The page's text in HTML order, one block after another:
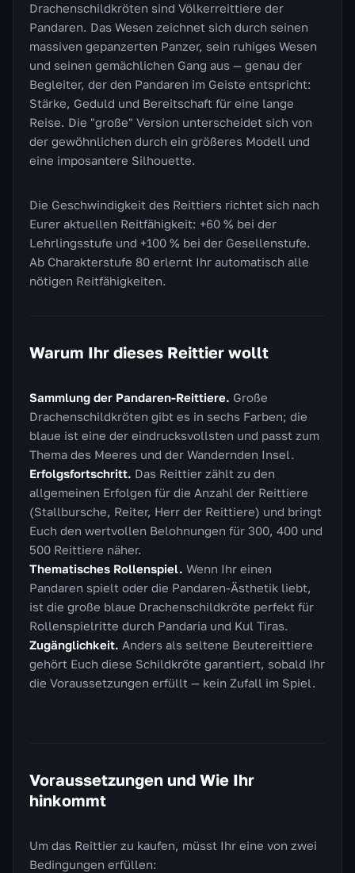
Drachenschildkröten sind Völkerreittiere der
Pandaren. Das Wesen zeichnet sich durch seinen
massiven gepanzerten Panzer, sein ruhiges Wesen
und seinen gemächlichen Gang aus — genau der
Begleiter, der den Pandaren im Geiste entspricht:
Stärke, Geduld und Bereitschaft für eine lange
Reise. Die "große" Version unterscheidet sich von
der gewöhnlichen durch ein größeres Modell und
eine imposantere Silhouette.
Die Geschwindigkeit des Reittiers richtet sich nach
Eurer aktuellen Reitfähigkeit: +60 % bei der
Lehrlingsstufe und +100 % bei der Gesellenstufe.
Ab Charakterstufe 80 erlernt Ihr automatisch alle
nötigen Reitfähigkeiten.
Warum Ihr dieses Reittier wollt
Sammlung der Pandaren-Reittiere. Große
Drachenschildkröten gibt es in sechs Farben; die
blaue ist eine der eindrucksvollsten und passt zum
Thema des Meeres und der Wandernden Insel.
Erfolgsfortschritt. Das Reittier zählt zu den
allgemeinen Erfolgen für die Anzahl der Reittiere
(Stallbursche, Reiter, Herr der Reittiere) und bringt
Euch den wertvollen Belohnungen für 300, 400 und
500 Reittiere näher.
Thematisches Rollenspiel. Wenn Ihr einen
Pandaren spielt oder die Pandaren-Ästhetik liebt,
ist die große blaue Drachenschildkröte perfekt für
Rollenspielritte durch Pandaria und Kul Tiras.
Zugänglichkeit. Anders als seltene Beutereittiere
gehört Euch diese Schildkröte garantiert, sobald Ihr
die Voraussetzungen erfüllt — kein Zufall im Spiel.
Voraussetzungen und Wie Ihr
hinkommt
Um das Reittier zu kaufen, müsst Ihr eine von zwei
Bedingungen erfüllen: